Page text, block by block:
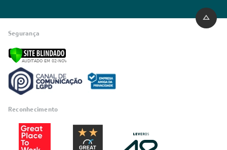
Segurança
Reconhecimento